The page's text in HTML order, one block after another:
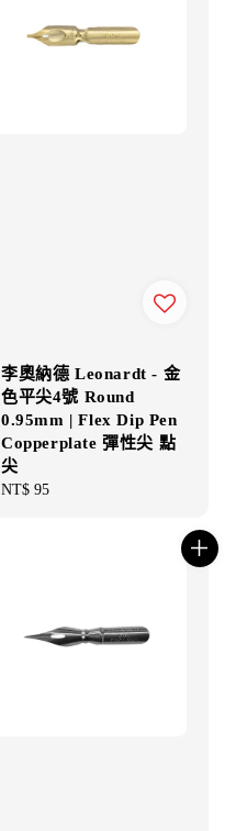
李奧納德 Leonardt - 金
色平尖4號 Round
0.95mm | Flex Dip Pen
Copperplate 彈性尖 點
尖
Regular
NT$ 95